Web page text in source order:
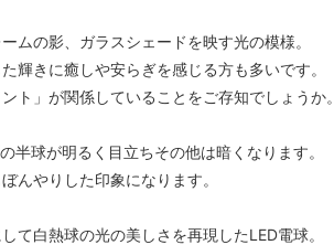
ムの影、ガラスシェードを映す光の模様。
輝きに癒しや安らぎを感じる方も多いです。
ト」が関係していることをご存知でしょうか。
半球が明るく目立ちその他は暗くなります。
んやりした印象になります。
て白熱球の光の美しさを再現したLED電球。